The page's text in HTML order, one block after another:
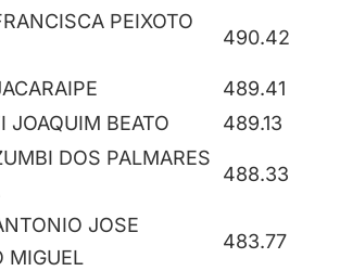
PEIXOTO
490.42
489.41
JOAQUIM BEATO 489.13
DOS PALMARES
488.33
JOSE
MIGUEL
483.77